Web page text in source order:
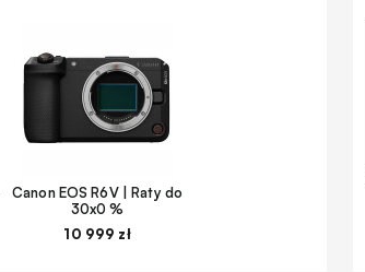
Canon EOS R6V | Raty do
30x0 %
10 999 zł